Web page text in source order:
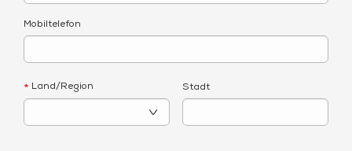
Mobiltelefon
* Land/Region Stadt